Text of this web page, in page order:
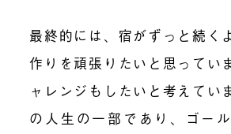
最終的には、宿がずっと続く
作りを頑張りたいと思ってい
ャレンジもしたいと考えてい
の人生の一部であり、ゴー